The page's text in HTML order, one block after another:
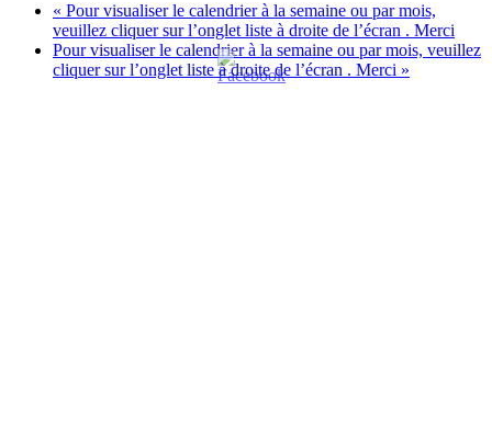
« Pour visualiser le calendrier à la semaine ou par mois,
veuillez cliquer sur l’onglet liste à droite de l’écran . Merci
Pour visualiser le calendrier à la semaine ou par mois, veuillez
cliquer sur l’onglet liste à droite de l’écran . Merci »